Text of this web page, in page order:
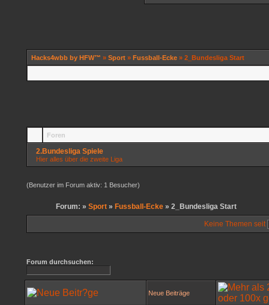
Hacks4wbb by HFW™ » Sport » Fussball-Ecke » 2_Bundesliga Start
Foren
2.Bundesliga Spiele
Hier alles über die zweite Liga
(Benutzer im Forum aktiv: 1 Besucher)
Forum: » Sport » Fussball-Ecke » 2_Bundesliga Start
Keine Themen seit
Forum durchsuchen:
Neue Beiträge